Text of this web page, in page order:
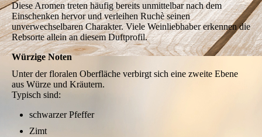
Diese Aromen treten häufig bereits unmittelbar nach dem
Einschenken hervor und verleihen Ruchè seinen
unverwechselbaren Charakter. Viele Weinliebhaber erkennen die
Rebsorte allein an diesem Duftprofil.
Würzige Noten
Unter der floralen Oberfläche verbirgt sich eine zweite Ebene
aus Würze und Kräutern.
Typisch sind:
schwarzer Pfeffer
Zimt